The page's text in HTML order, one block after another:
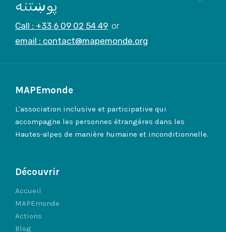
Call : +33 6 09 02 54 49 or
email : contact@mapemonde.org
MAPEmonde
L'association inclusive et participative qui
accompagne les personnes étrangères dans les
Hautes-alpes de manière humaine et inconditionnelle.
Découvrir
Accueil
MAPEmonde
Actions
Blog